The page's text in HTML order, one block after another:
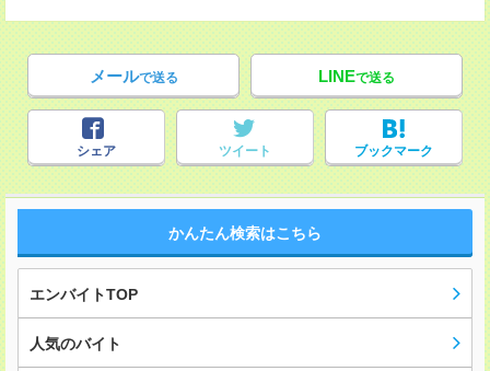
メールで送る LINEで送る
シェア ツイート ブックマーク
かんたん検索はこちら
エンバイトTOP
人気のバイト